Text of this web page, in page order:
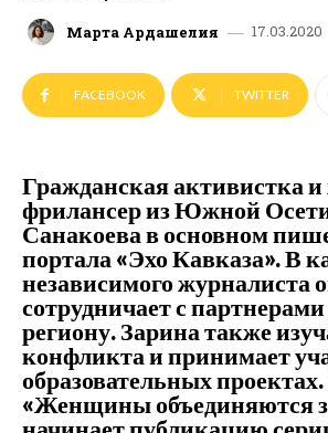
Марта Ардашелия 17.03.2020
FACEBOOK TWITTER
Гражданская активистка
фрилансер из Южной
Санакоева в основном
портала «Эхо Кавказа». В
независимого журналиста
сотрудничает с
региону. Зарина также
конфликта и принимает
образовательных
«Женщины объединяются